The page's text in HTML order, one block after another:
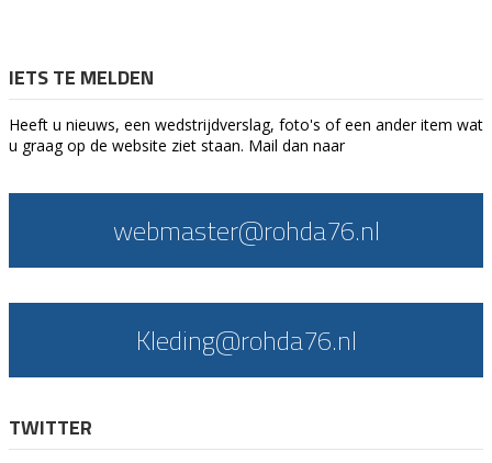
IETS TE MELDEN
Heeft u nieuws, een wedstrijdverslag, foto's of een ander item wat
u graag op de website ziet staan. Mail dan naar
webmaster@rohda76.nl
Kleding@rohda76.nl
TWITTER